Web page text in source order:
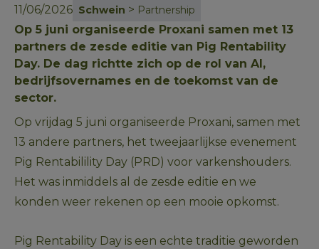
11/06/2026 Schwein > Partnership
Op 5 juni organiseerde Proxani samen met 13
partners de zesde editie van Pig Rentability
Day. De dag richtte zich op de rol van AI,
bedrijfsovernames en de toekomst van de
sector.
Op vrijdag 5 juni organiseerde Proxani, samen met
13 andere partners, het tweejaarlijkse evenement
Pig Rentabilility Day (PRD) voor varkenshouders.
Het was inmiddels al de zesde editie en we
konden weer rekenen op een mooie opkomst.
Pig Rentability Day is een echte traditie geworden